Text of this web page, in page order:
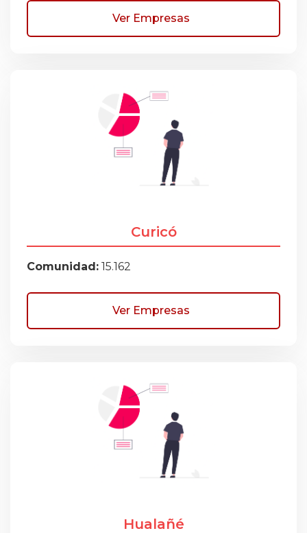
Ver Empresas
Curicó
Comunidad: 15.162
Ver Empresas
Hualañé